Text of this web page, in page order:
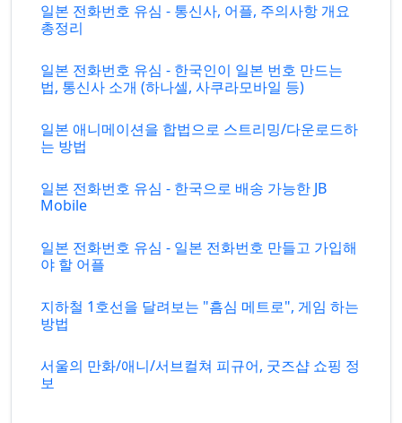
일본 전화번호 유심 - 통신사, 어플, 주의사항 개요
총정리
일본 전화번호 유심 - 한국인이 일본 번호 만드는
법, 통신사 소개 (하나셀, 사쿠라모바일 등)
일본 애니메이션을 합법으로 스트리밍/다운로드하
는 방법
일본 전화번호 유심 - 한국으로 배송 가능한 JB
Mobile
일본 전화번호 유심 - 일본 전화번호 만들고 가입해
야 할 어플
지하철 1호선을 달려보는 "흠심 메트로", 게임 하는
방법
서울의 만화/애니/서브컬쳐 피규어, 굿즈샵 쇼핑 정
보